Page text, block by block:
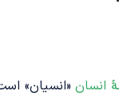
انسان«انسیان»